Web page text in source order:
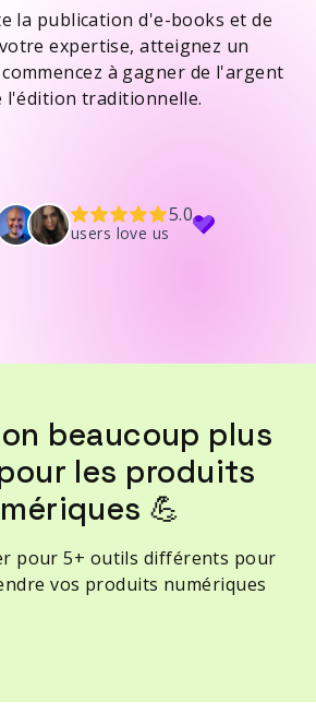
la publication d'e-books et de
expertise, atteignez un
à gagner de l'argent
l'édition traditionnelle.
5.0
users love us
beaucoup plus
les produits
💪
pour 5+ outils différents pour
vos produits numériques